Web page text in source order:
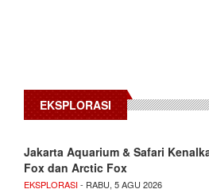
EKSPLORASI
Jakarta Aquarium & Safari
Fox dan Arctic Fox
EKSPLORASI- RABU, 5 AGU 2026